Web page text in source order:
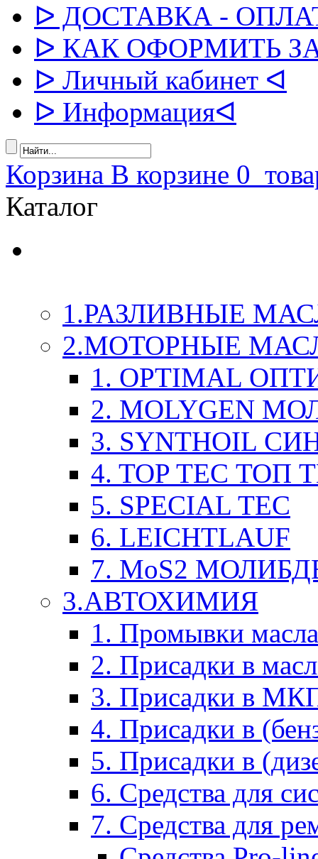
ᐅ ДОСТАВКА -
ᐅ КАК ОФОРМИТЬ
ᐅ Личный кабинет ᐊ
ᐅ Информацияᐊ
Корзина В корзине 0
Каталог
1.РАЗЛИВНЫЕ
2.МОТОРНЫЕ
1. OPTIMAL
2. MOLYGEN
3. SYNTHOIL
4. TOP TEC ТОП
5. SPECIAL TEC
6. LEICHTLAUF
7. MoS2
3.АВТОХИМИЯ
1. Промывки масла
2. Присадки в
3. Присадки в
4. Присадки в
5. Присадки в
6. Средства для
7. Средства для